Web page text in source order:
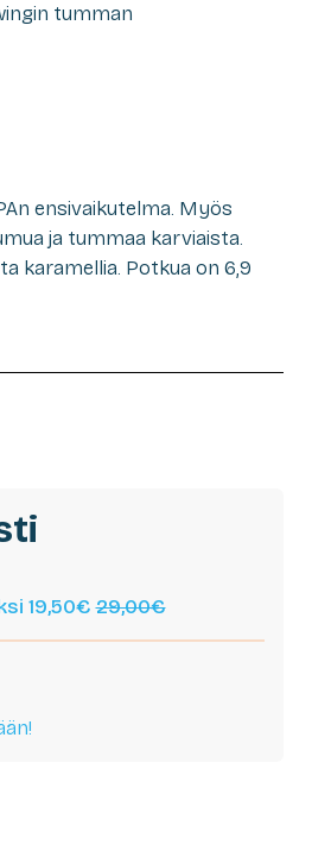
tumman
ensivaikutelma. Myös
ja tummaa karviaista.
karamellia. Potkua on 6,9
19,50€29,00€